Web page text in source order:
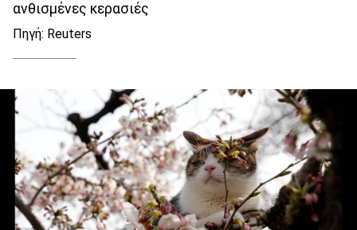
ανθισμένες κερασιές
Πηγή: Reuters